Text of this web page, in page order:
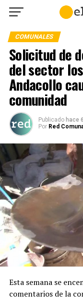
COMUNALES
Solicitud de
del sector
Andacollo
comunidad
Publicado hace
Por Red
Esta semana se
comentarios de la